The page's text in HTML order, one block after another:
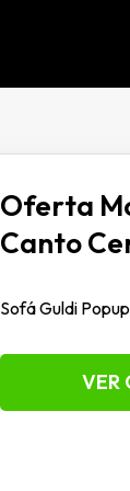
Oferta
Canto
Sofá Guldi
VER